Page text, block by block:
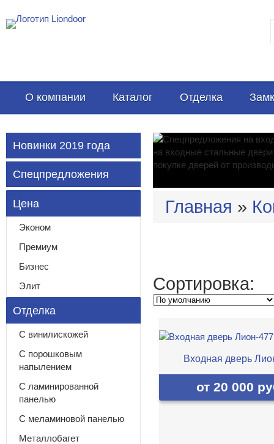
О компании Каталог Отделка
Новинки 2019 года
Спецпредложения
Цена
Эконом
Премиум
Бизнес
Элит
Отделка
С винилискожей
С порошковым
напылением
С ламинированной
панелью
С меламиновой панелью
Металлобагет
Главная »
Сортировка:
Входная дверь
от 20 000